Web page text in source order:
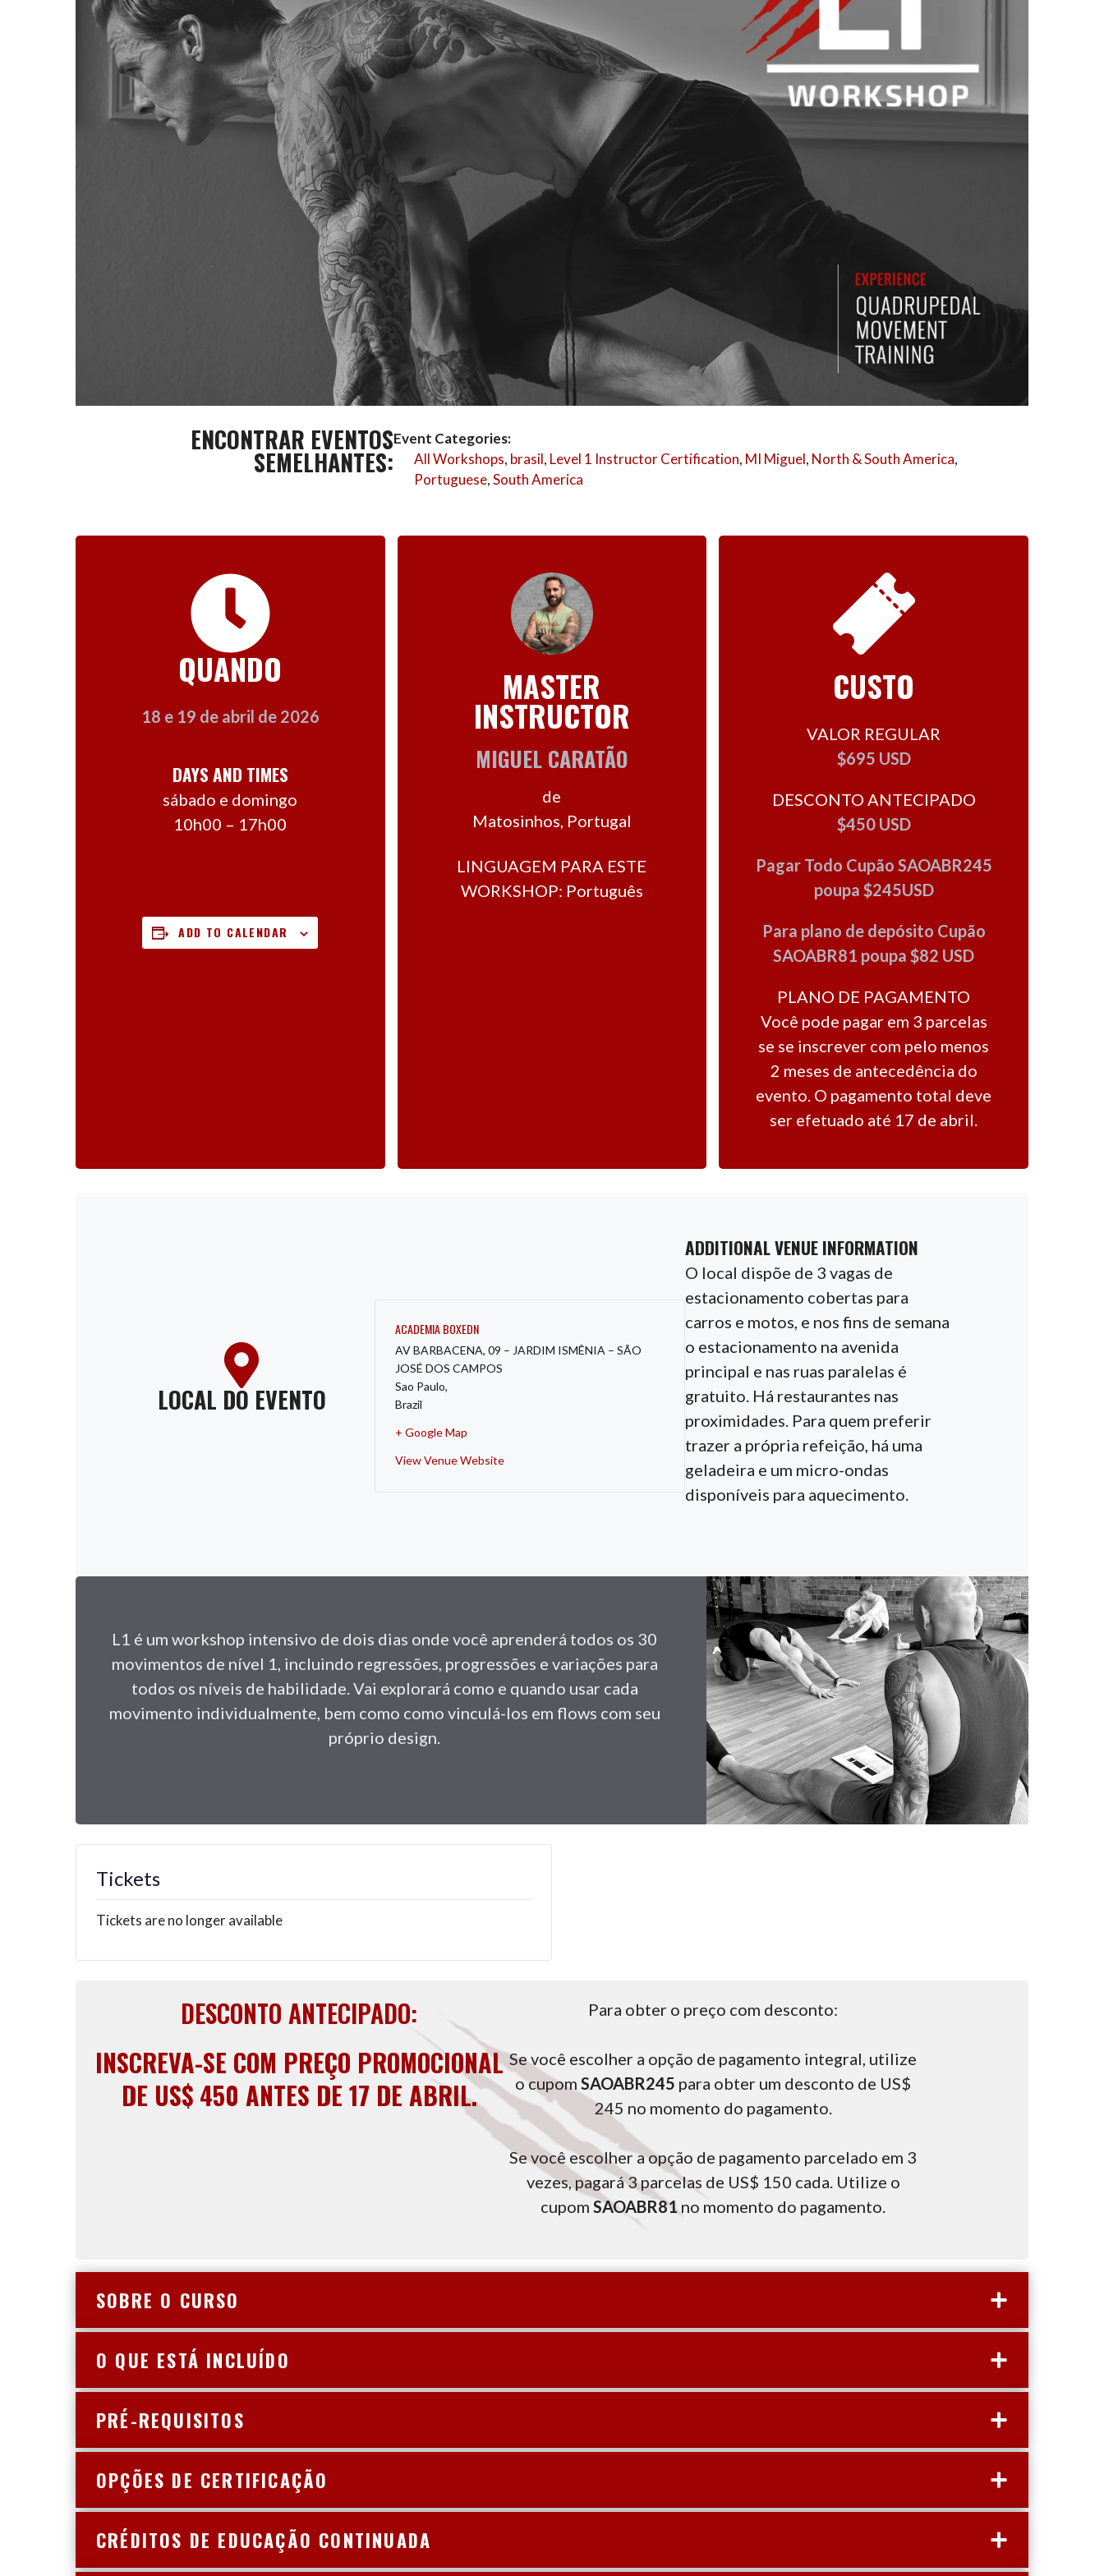
ENCONTRAR EVENTOS
SEMELHANTES:
Event Categories:
All Workshops, brasil, Level 1 Instructor Certification, MI Miguel, North & South America,
Portuguese,South America
QUANDO
18 e 19 de abril de 2026
DAYS AND TIMES
sábado e domingo
10h00 – 17h00
ADD TO CALENDAR
MASTER
INSTRUCTOR
MIGUEL CARATÃO
de
Matosinhos, Portugal
LINGUAGEM PARA ESTE
WORKSHOP: Português
CUSTO
VALOR REGULAR
$695 USD
DESCONTO ANTECIPADO
$450 USD
Pagar Todo Cupão SAOABR245
poupa $245USD
Para plano de depósito Cupão
SAOABR81 poupa $82 USD
PLANO DE PAGAMENTO
Você pode pagar em 3 parcelas
se se inscrever com pelo menos
2 meses de antecedência do
evento. O pagamento total deve
ser efetuado até 17 de abril.
LOCAL DO EVENTO
ACADEMIA BOXEDN
AV BARBACENA, 09 – JARDIM ISMÊNIA – SÃO
JOSÉ DOS CAMPOS
Sao Paulo,
Brazil
+ Google Map
View Venue Website
ADDITIONAL VENUE INFORMATION
O local dispõe de 3 vagas de
estacionamento cobertas para
carros e motos, e nos fins de semana
o estacionamento na avenida
principal e nas ruas paralelas é
gratuito. Há restaurantes nas
proximidades. Para quem preferir
trazer a própria refeição, há uma
geladeira e um micro-ondas
disponíveis para aquecimento.
L1 é um workshop intensivo de dois dias onde você aprenderá todos os 30
movimentos de nível 1, incluindo regressões, progressões e variações para
todos os níveis de habilidade. Vai explorará como e quando usar cada
movimento individualmente, bem como como vinculá-los em flows com seu
próprio design.
Tickets
Tickets are no longer available
DESCONTO ANTECIPADO:
INSCREVA-SE COM PREÇO PROMOCIONAL
DE US$ 450 ANTES DE 17 DE ABRIL.
Para obter o preço com desconto:
Se você escolher a opção de pagamento integral, utilize
o cupom SAOABR245 para obter um desconto de US$
245 no momento do pagamento.
Se você escolher a opção de pagamento parcelado em 3
vezes, pagará 3 parcelas de US$ 150 cada. Utilize o
cupom SAOABR81no momento do pagamento.
SOBRE O CURSO
O QUE ESTÁ INCLUÍDO
PRÉ-REQUISITOS
OPÇÕES DE CERTIFICAÇÃO
CRÉDITOS DE EDUCAÇÃO CONTINUADA